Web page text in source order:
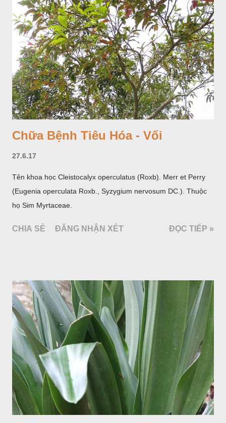
năm 1560- 70); thường trồng đến năm thứ hai, thứ ba mới hái
hoa; trồng một lần thu hoạch 10 - 20 năm.
Chữa Bệnh Tiêu Hóa - Vối
27.6.17
Tên khoa học Cleistocalyx operculatus (Roxb). Merr et Perry
(Eugenia operculata Roxb., Syzygium nervosum DC.). Thuộc
họ Sim Myrtaceae.
CHIA SẺ ĐĂNG NHẬN XÉT ĐỌC TIẾP »